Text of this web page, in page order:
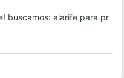
buscamos: alarife para pr